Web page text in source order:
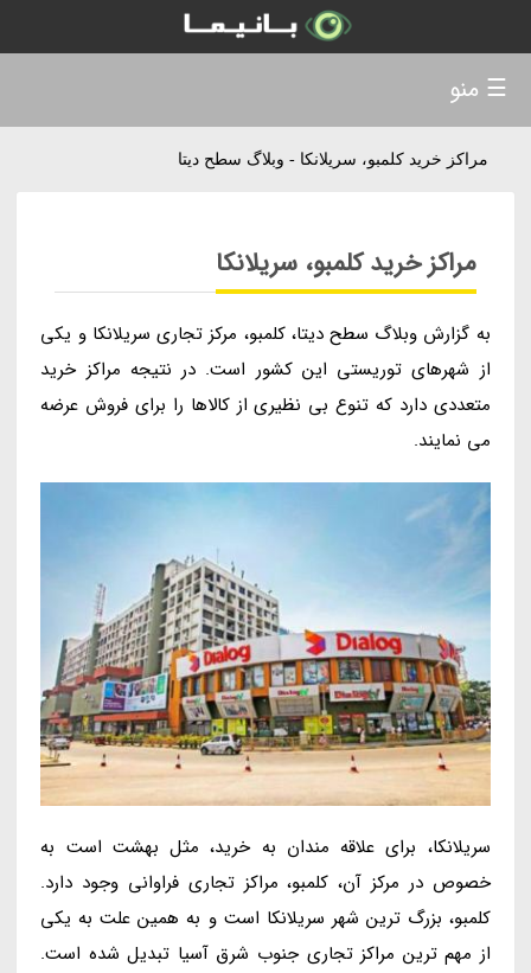
مراکز خرید کلمبو، سریلانکا - وبلاگ سطح دیتا
مراکز خرید کلمبو، سریلانکا
به گزارش وبلاگ سطح دیتا، کلمبو، مرکز تجاری سریلانکا و یکی
از شهرهای توریستی این کشور است. در نتیجه مراکز خرید
متعددی دارد که تنوع بی نظیری از کالاها را برای فروش عرضه
می نمایند.
سریلانکا، برای علاقه مندان به خرید، مثل بهشت است به
خصوص در مرکز آن، کلمبو، مراکز تجاری فراوانی وجود دارد.
کلمبو، بزرگ ترین شهر سریلانکا است و به همین علت به یکی
از مهم ترین مراکز تجاری جنوب شرق آسیا تبدیل شده است.
☰ منو